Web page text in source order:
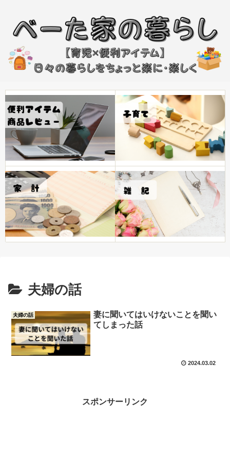
夫婦の話
夫婦の話
妻に聞いてはいけないことを聞い
てしまった話
2024.03.02
スポンサーリンク